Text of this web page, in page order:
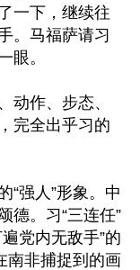
一下，继续往
。马福萨请习
眼。
动作、步态、
完全出乎习的
“强人”形象。中
德。习“三连任”
党内无敌手”的
南非捕捉到的画